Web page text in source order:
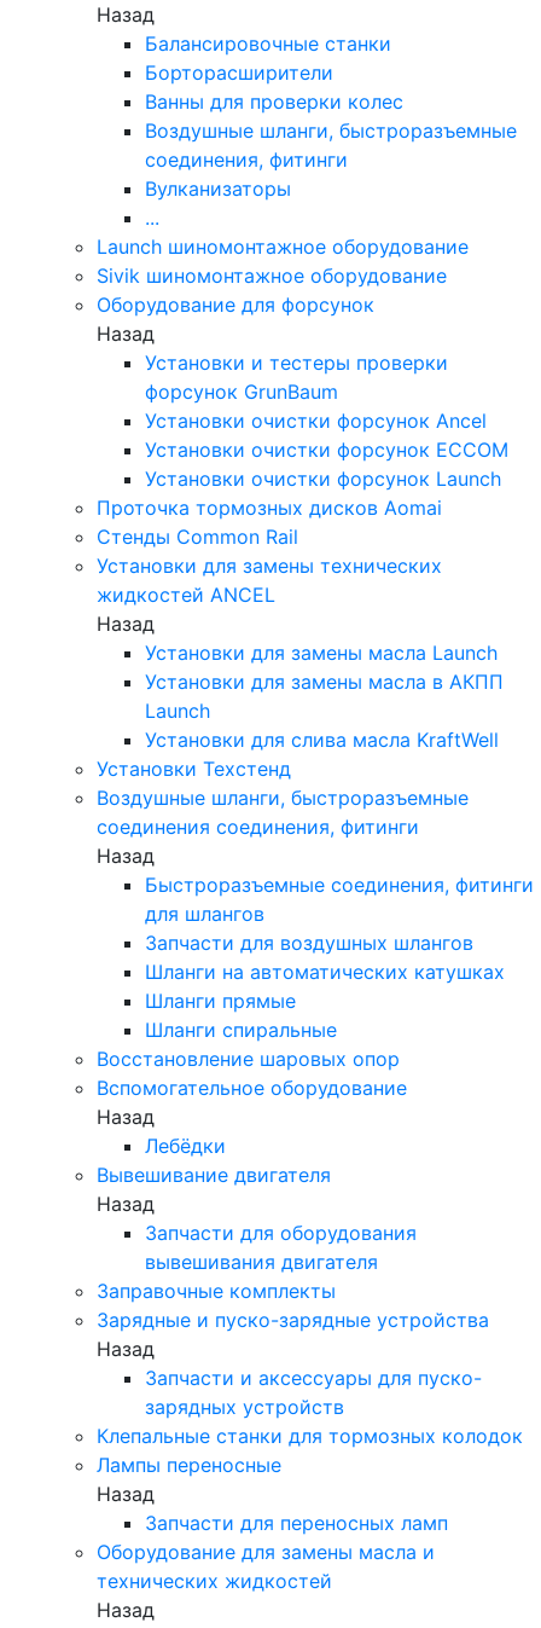
Назад
Балансировочные станки
Борторасширители
Ванны для проверки колес
Воздушные шланги, быстроразъемные
соединения, фитинги
Вулканизаторы
...
Launch шиномонтажное оборудование
Sivik шиномонтажное оборудование
Оборудование для форсунок
Назад
Установки и тестеры проверки
форсунок GrunBaum
Установки очистки форсунок Ancel
Установки очистки форсунок ECCOM
Установки очистки форсунок Launch
Проточка тормозных дисков Aomai
Стенды Common Rail
Установки для замены технических
жидкостей ANCEL
Назад
Установки для замены масла Launch
Установки для замены масла в АКПП
Launch
Установки для слива масла KraftWell
Установки Техстенд
Воздушные шланги, быстроразъемные
соединения соединения, фитинги
Назад
Быстроразъемные соединения, фитинги
для шлангов
Запчасти для воздушных шлангов
Шланги на автоматических катушках
Шланги прямые
Шланги спиральные
Восстановление шаровых опор
Вспомогательное оборудование
Назад
Лебёдки
Вывешивание двигателя
Назад
Запчасти для оборудования
вывешивания двигателя
Заправочные комплекты
Зарядные и пуско-зарядные устройства
Назад
Запчасти и аксессуары для пуско-
зарядных устройств
Клепальные станки для тормозных колодок
Лампы переносные
Назад
Запчасти для переносных ламп
Оборудование для замены масла и
технических жидкостей
Назад